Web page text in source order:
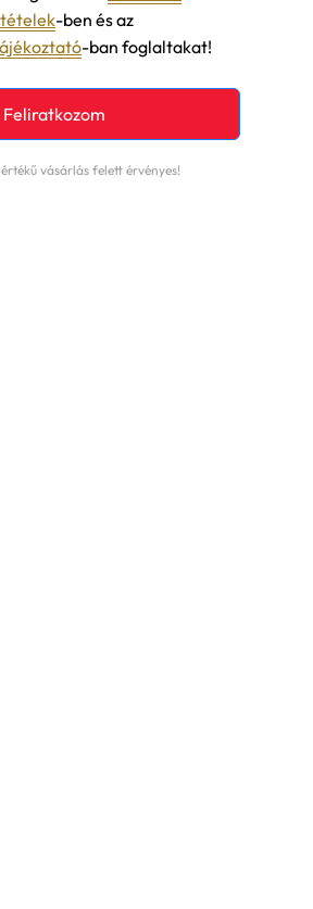
-ben és az
-ban foglaltakat!
Feliratkozom
vásárlás felett érvényes!